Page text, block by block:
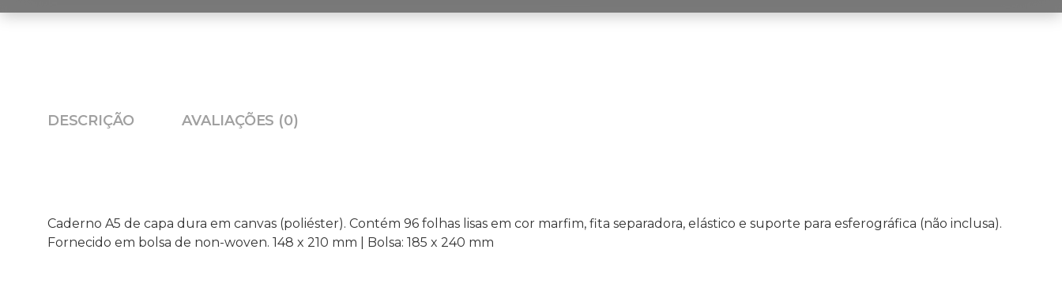
DESCRIÇÃO AVALIAÇÕES (0)
Caderno A5 de capa dura em canvas (poliéster). Contém 96 folhas lisas em cor marfim, fita separadora, elástico e suporte para esferográfica (não inclusa).
Fornecido em bolsa de non-woven. 148 x 210 mm | Bolsa: 185 x 240 mm